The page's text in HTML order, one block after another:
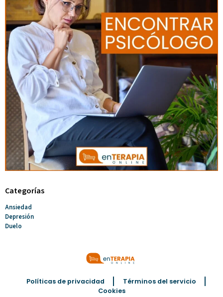
Categorías
Ansiedad
Depresión
Duelo
Políticas de privacidad
Términos del servicio
Cookies